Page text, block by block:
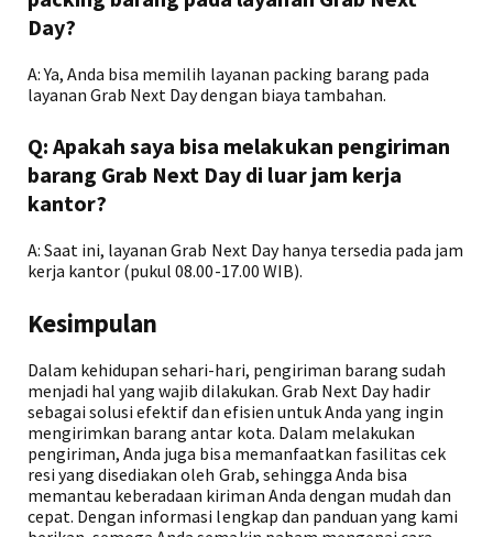
Day?
A: Ya, Anda bisa memilih layanan packing barang pada
layanan Grab Next Day dengan biaya tambahan.
Q: Apakah saya bisa melakukan pengiriman
barang Grab Next Day di luar jam kerja
kantor?
A: Saat ini, layanan Grab Next Day hanya tersedia pada jam
kerja kantor (pukul 08.00-17.00 WIB).
Kesimpulan
Dalam kehidupan sehari-hari, pengiriman barang sudah
menjadi hal yang wajib dilakukan. Grab Next Day hadir
sebagai solusi efektif dan efisien untuk Anda yang ingin
mengirimkan barang antar kota. Dalam melakukan
pengiriman, Anda juga bisa memanfaatkan fasilitas cek
resi yang disediakan oleh Grab, sehingga Anda bisa
memantau keberadaan kiriman Anda dengan mudah dan
cepat. Dengan informasi lengkap dan panduan yang kami